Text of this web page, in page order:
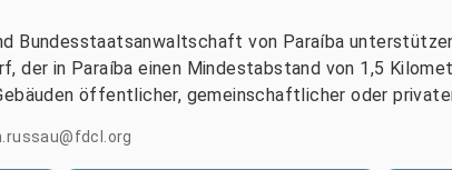
Bundesstaatsanwaltschaft von Paraíba
der in Paraíba einen Mindestabstand von 1,5
öffentlicher, gemeinschaftlicher oder